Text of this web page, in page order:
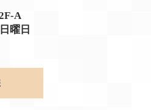
A​
曜日